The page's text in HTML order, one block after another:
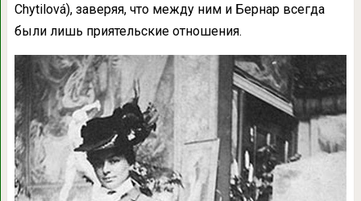
Chytilová), заверяя, что между ним и Бернар всегда
были лишь приятельские отношения.